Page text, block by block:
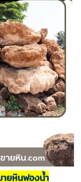
ายหินฟองน้ำ